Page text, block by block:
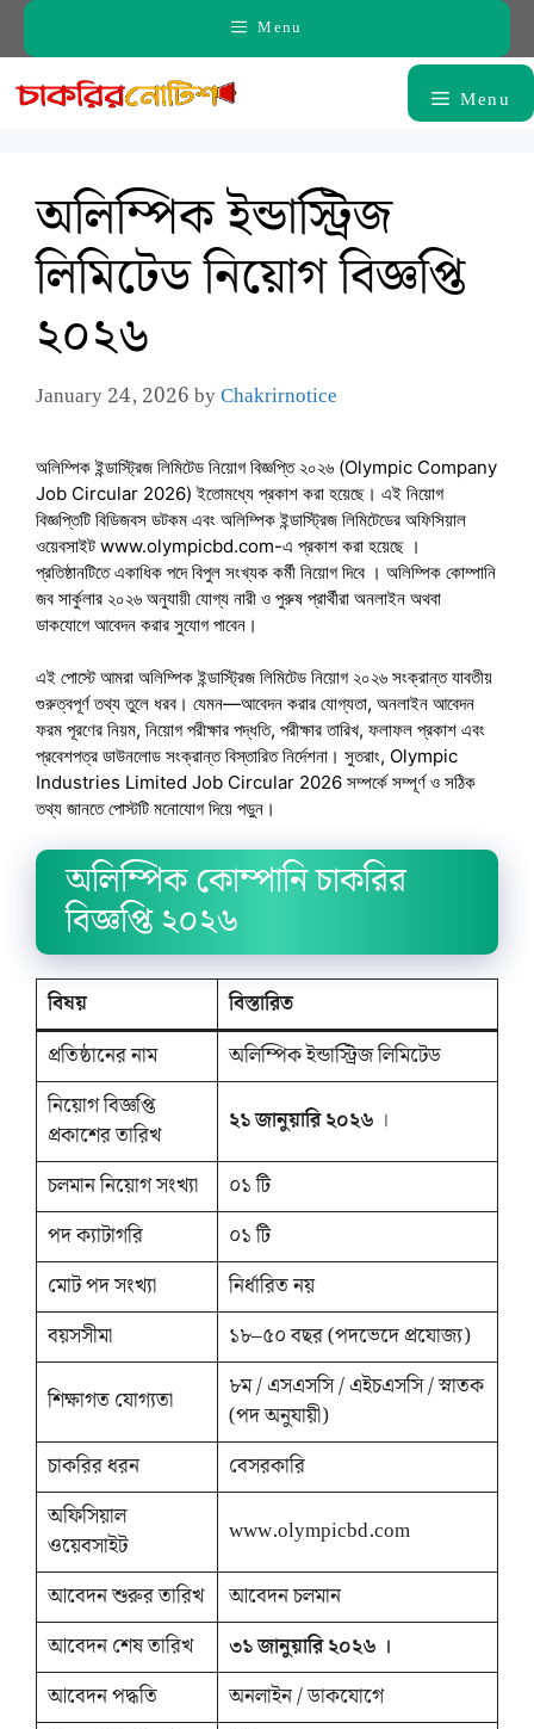
Skip
Menu
Menu
অলিম্পিক ইন্ডাস্ট্রিজ
লিমিটেড নিয়োগ বিজ্ঞপ্তি
২০২৬
January 24, 2026byChakrirnotice
অলিম্পিক ইন্ডাস্ট্রিজ লিমিটেড নিয়োগ বিজ্ঞপ্তি ২০২৬ (Olympic Company
Job Circular 2026) ইতোমধ্যে প্রকাশ করা হয়েছে। এই নিয়োগ
বিজ্ঞপ্তিটি বিডিজবস ডটকম এবং অলিম্পিক ইন্ডাস্ট্রিজ লিমিটেডের অফিসিয়াল
ওয়েবসাইট www.olympicbd.com-এ প্রকাশ করা হয়েছে ।
প্রতিষ্ঠানটিতে একাধিক পদে বিপুল সংখ্যক কর্মী নিয়োগ দিবে । অলিম্পিক কোম্পানি
জব সার্কুলার ২০২৬ অনুযায়ী যোগ্য নারী ও পুরুষ প্রার্থীরা অনলাইন অথবা
ডাকযোগে আবেদন করার সুযোগ পাবেন।
এই পোস্টে আমরা অলিম্পিক ইন্ডাস্ট্রিজ লিমিটেড নিয়োগ ২০২৬ সংক্রান্ত যাবতীয়
গুরুত্বপূর্ণ তথ্য তুলে ধরব। যেমন—আবেদন করার যোগ্যতা, অনলাইন আবেদন
ফরম পূরণের নিয়ম, নিয়োগ পরীক্ষার পদ্ধতি, পরীক্ষার তারিখ, ফলাফল প্রকাশ এবং
প্রবেশপত্র ডাউনলোড সংক্রান্ত বিস্তারিত নির্দেশনা। সুতরাং, Olympic
Industries Limited Job Circular 2026 সম্পর্কে সম্পূর্ণ ও সঠিক
তথ্য জানতে পোস্টটি মনোযোগ দিয়ে পড়ুন।
অলিম্পিক কোম্পানি চাকরির
বিজ্ঞপ্তি ২০২৬
বিষয়
বিস্তারিত
প্রতিষ্ঠানের নাম
অলিম্পিক ইন্ডাস্ট্রিজ লিমিটেড
নিয়োগ বিজ্ঞপ্তি
প্রকাশের তারিখ
২১ জানুয়ারি ২০২৬ ।
চলমান নিয়োগ সংখ্যা
০১ টি
পদ ক্যাটাগরি
০১ টি
মোট পদ সংখ্যা
নির্ধারিত নয়
বয়সসীমা
১৮–৫০ বছর (পদভেদে প্রযোজ্য)
শিক্ষাগত যোগ্যতা
৮ম / এসএসসি / এইচএসসি / স্নাতক
(পদ অনুযায়ী)
চাকরির ধরন
বেসরকারি
অফিসিয়াল
ওয়েবসাইট
www.olympicbd.com
আবেদন শুরুর তারিখ
আবেদন চলমান
আবেদন শেষ তারিখ
৩১ জানুয়ারি ২০২৬ ।
আবেদন পদ্ধতি
অনলাইন / ডাকযোগে